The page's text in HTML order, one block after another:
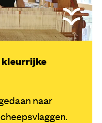
kleurrijke
naar